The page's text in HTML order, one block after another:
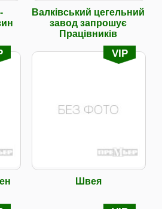
Валківський цегельний
завод запрошує
Працівників
VIP
Швея